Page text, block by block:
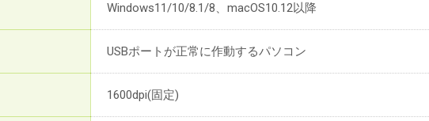
Windows11/10/8.1/8、macOS10.12以降
USBポートが正常に作動するパソコン
1600dpi(固定)